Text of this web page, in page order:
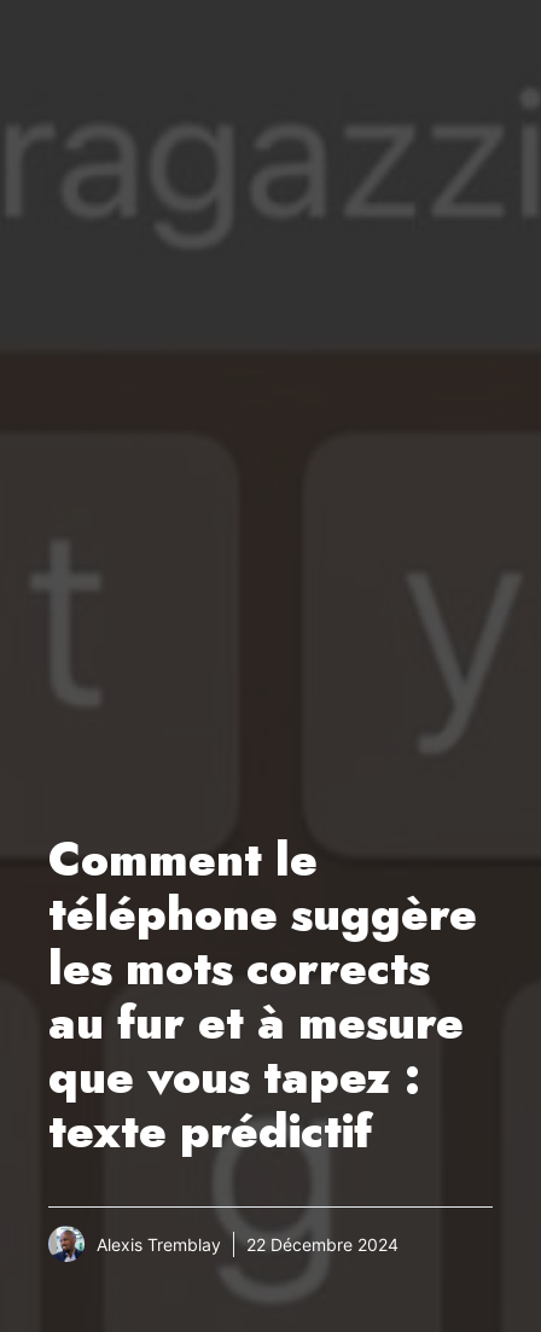
Comment le
téléphone suggère
les mots corrects
au fur et à mesure
que vous tapez :
texte prédictif
Alexis Tremblay 22 Décembre 2024